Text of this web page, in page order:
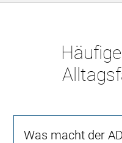
Was macht der